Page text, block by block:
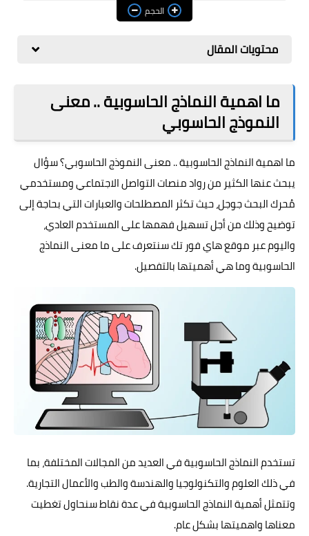
الربح من الانترنت
الحجم
محتويات المقال
ما اهمية النماذج الحاسوبية .. معنى
النموذج الحاسوبي
ما اهمية النماذج الحاسوبية .. معنى النموذج الحاسوبي؟ سؤال
يبحث عنها الكثير من رواد منصات التواصل الاجتماعي ومستخدمي
مُحرك البحث جوجل، حيث تكثر المصطلحات والعبارات التي بحاجة إلى
توضيح وذلك من أجل تسهيل فهمها على المستخدم العادي،
واليوم عبر موقعهاي فور تكسنتعرف على ما معنى النماذج
الحاسوبية وما هي أهميتها بالتفصيل.
تستخدم النماذج الحاسوبية في العديد من المجالات المختلفة، بما
في ذلك العلوم والتكنولوجيا والهندسة والطب والأعمال التجارية.
وتتمثل أهمية النماذج الحاسوبية في عدة نقاط سنحاول تغطيت
معناها واهميتها بشكل عام.